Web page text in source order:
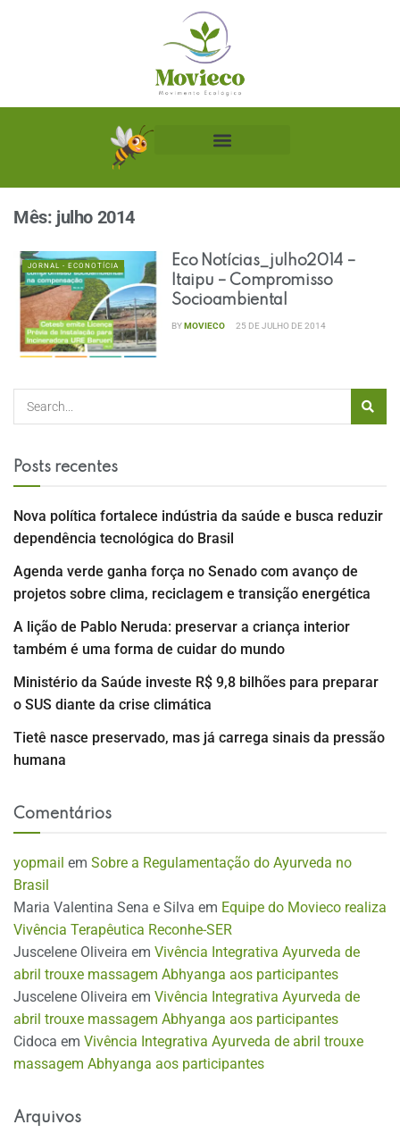
Mês: julho 2014
JORNAL - ECONOTÍCIA
Eco Notícias_julho2014 –
Itaipu – Compromisso
Socioambiental
BYMOVIECO 25 DE JULHO DE 2014
Posts recentes
Nova política fortalece indústria da saúde e busca reduzir
dependência tecnológica do Brasil
Agenda verde ganha força no Senado com avanço de
projetos sobre clima, reciclagem e transição energética
A lição de Pablo Neruda: preservar a criança interior
também é uma forma de cuidar do mundo
Ministério da Saúde investe R$ 9,8 bilhões para preparar
o SUS diante da crise climática
Tietê nasce preservado, mas já carrega sinais da pressão
humana
Comentários
yopmail em Sobre a Regulamentação do Ayurveda no
Brasil
Maria Valentina Sena e Silva em Equipe do Movieco realiza
Vivência Terapêutica Reconhe-SER
Juscelene Oliveira em Vivência Integrativa Ayurveda de
abril trouxe massagem Abhyanga aos participantes
Juscelene Oliveira em Vivência Integrativa Ayurveda de
abril trouxe massagem Abhyanga aos participantes
Cidoca em Vivência Integrativa Ayurveda de abril trouxe
massagem Abhyanga aos participantes
Arquivos